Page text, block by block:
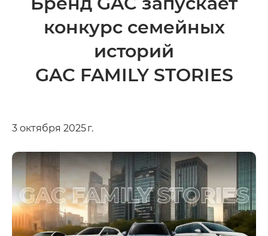
конкурс семейных
историй
GAC FAMILY STORIES
3 октября 2025 г.